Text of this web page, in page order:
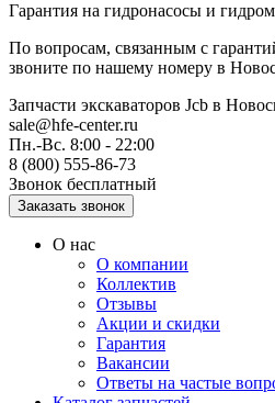
Гарантия на гидронасосы и
По вопросам, связанным с
звоните по нашему номеру в
Запчасти экскаваторов Jcb в
sale@hfe-center.ru
Пн.-Вс. 8:00 - 22:00
8 (800) 555-86-73
Звонок бесплатный
О нас
О компании
Коллектив
Отзывы
Акции и скидки
Гарантия
Вакансии
Ответы на частые